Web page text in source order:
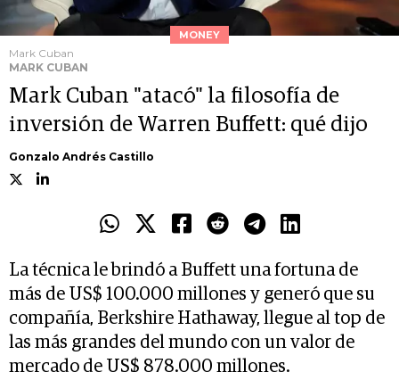
MONEY
Mark Cuban
MARK CUBAN
Mark Cuban "atacó" la filosofía de
inversión de Warren Buffett: qué dijo
Gonzalo Andrés Castillo
La técnica le brindó a Buffett una fortuna de
más de US$ 100.000 millones y generó que su
compañía, Berkshire Hathaway, llegue al top de
las más grandes del mundo con un valor de
mercado de US$ 878.000 millones.